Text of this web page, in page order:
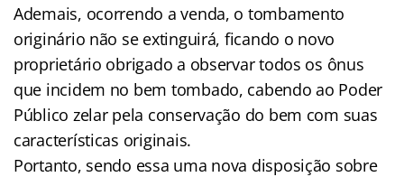
Ademais, ocorrendo a venda, o tombamento
originário não se extinguirá, ficando o novo
proprietário obrigado a observar todos os ônus
que incidem no bem tombado, cabendo ao Poder
Público zelar pela conservação do bem com suas
características originais.
Portanto, sendo essa uma nova disposição sobre